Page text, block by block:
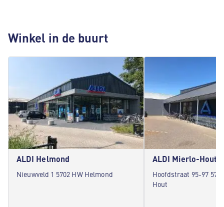
Winkel in de buurt
ALDI Helmond
Nieuwveld 1 5702 HW Helmond
ALDI Mierlo-Hout
Hoofdstraat 95-97
Hout